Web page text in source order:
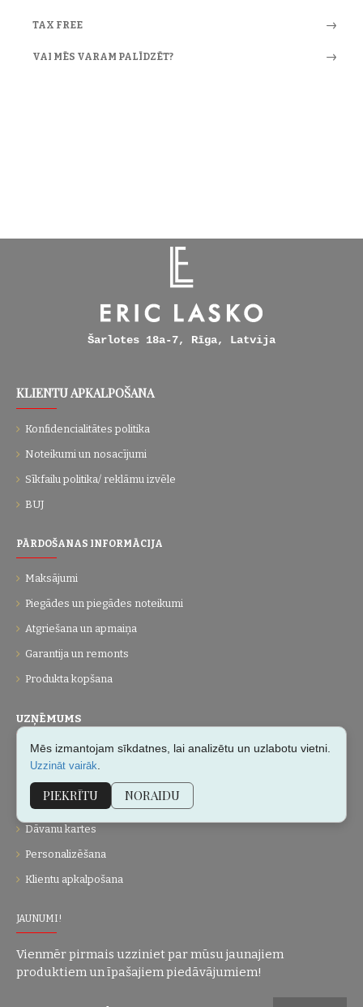
TAX FREE
VAI MĒS VARAM PALĪDZĒT?
Šarlotes 18a-7, Rīga, Latvija
KLIENTU APKALPOŠANA
Konfidencialitātes politika
Noteikumi un nosacījumi
Sīkfailu politika/ reklāmu izvēle
BUJ
PĀRDOŠANAS INFORMĀCIJA
Maksājumi
Piegādes un piegādes noteikumi
Atgriešana un apmaiņa
Garantija un remonts
Produkta kopšana
UZŅĒMUMS
Par mums
Vietnes karte
Dāvanu kartes
Personalizēšana
Klientu apkalpošana
JAUNUMI!
Vienmēr pirmais uzziniet par mūsu jaunajiem
produktiem un īpašajiem piedāvājumiem!
Mēs izmantojam sīkdatnes, lai analizētu un uzlabotu vietni.
Uzzināt vairāk
PIEKRĪTU NORAIDU